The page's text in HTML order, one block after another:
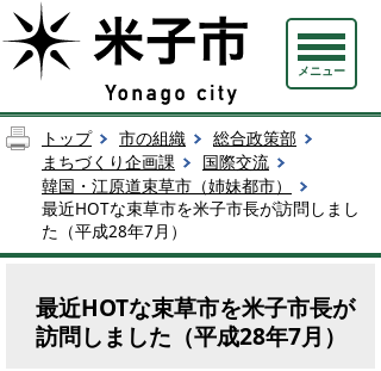
メニュー
トップ 市の組織
総合政策部
まちづくり企画課
国際交流
韓国・江原道束草市（姉妹都市）
最近HOTな束草市を米子市長が訪問しまし
た（平成28年7月）
最近HOTな束草市を米子市長が
訪問しました（平成28年7月）